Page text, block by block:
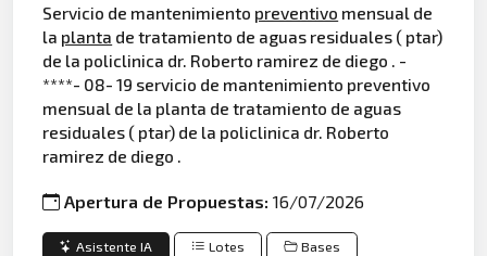
Servicio de mantenimiento preventivo mensual de
la planta de tratamiento de aguas residuales ( ptar)
de la policlinica dr. Roberto ramirez de diego . -
****- 08- 19 servicio de mantenimiento preventivo
mensual de la planta de tratamiento de aguas
residuales ( ptar) de la policlinica dr. Roberto
ramirez de diego .
Apertura de Propuestas:16/07/2026
Asistente IA Lotes Bases